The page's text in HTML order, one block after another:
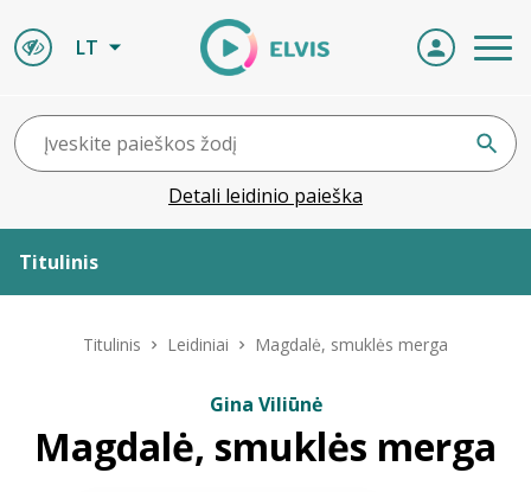
LT
Detali leidinio paieška
Titulinis
ELVIS atvyksta
Titulinis Leidiniai Magdalė, smuklės merga
Gina Viliūnė
Magdalė, smuklės merga